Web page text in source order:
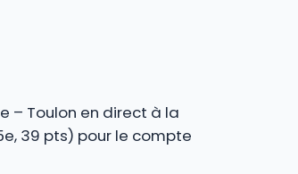
– Toulon en direct à la
39 pts) pour le compte